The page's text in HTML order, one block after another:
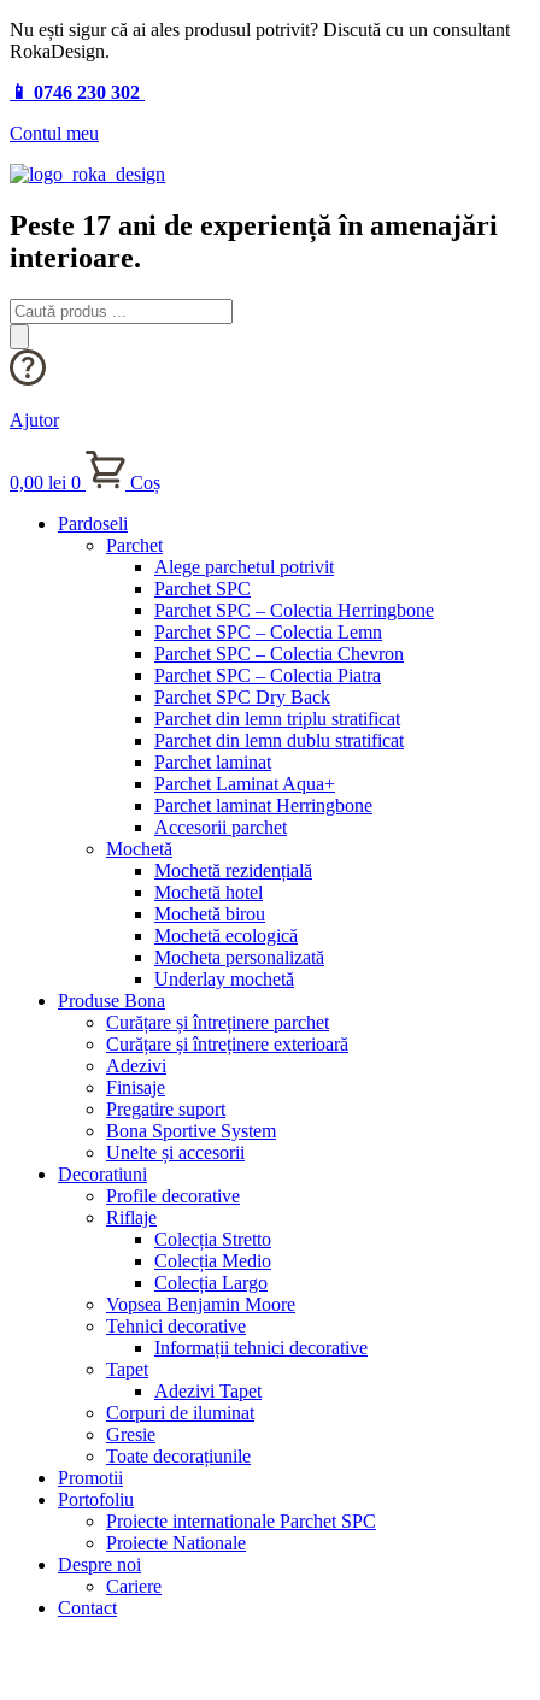
Nu ești sigur că ai ales produsul potrivit? Discută cu un consultant
RokaDesign.
📱 0746 230 302
Contul meu
Peste 17 ani de experiență în amenajări
interioare.
Products
search
Ajutor
0,00 lei 0
Coș
Pardoseli
Parchet
Alege parchetul potrivit
Parchet SPC
Parchet SPC – Colectia Herringbone
Parchet SPC – Colectia Lemn
Parchet SPC – Colectia Chevron
Parchet SPC – Colectia Piatra
Parchet SPC Dry Back
Parchet din lemn triplu stratificat
Parchet din lemn dublu stratificat
Parchet laminat
Parchet Laminat Aqua+
Parchet laminat Herringbone
Accesorii parchet
Mochetă
Mochetă rezidențială
Mochetă hotel
Mochetă birou
Mochetă ecologică
Mocheta personalizată
Underlay mochetă
Produse Bona
Curățare și întreținere parchet
Curățare și întreținere exterioară
Adezivi
Finisaje
Pregatire suport
Bona Sportive System
Unelte și accesorii
Decoratiuni
Profile decorative
Riflaje
Colecția Stretto
Colecția Medio
Colecția Largo
Vopsea Benjamin Moore
Tehnici decorative
Informații tehnici decorative
Tapet
Adezivi Tapet
Corpuri de iluminat
Gresie
Toate decorațiunile
Promotii
Portofoliu
Proiecte internationale Parchet SPC
Proiecte Nationale
Despre noi
Cariere
Contact